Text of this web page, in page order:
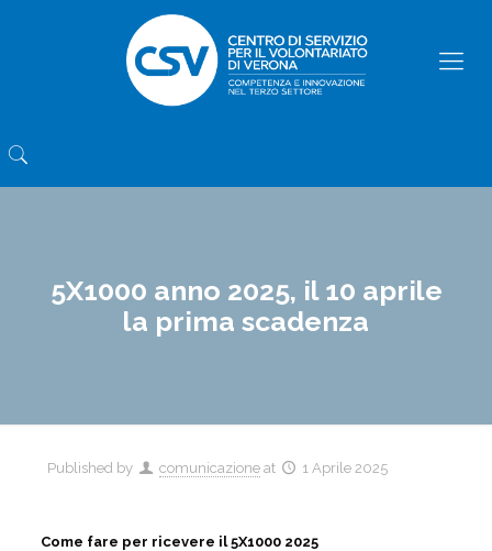
5X1000 anno 2025, il 10 aprile
la prima scadenza
Published by comunicazione at 1 Aprile 2025
Come fare per ricevere il 5X1000 2025